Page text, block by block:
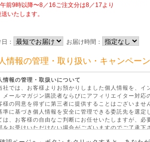
前9時以降〜8／16ご注文分は8／17より
いたします。
： お届け時間：
情報の管理・取り扱い・キャンペー
情報の管理・取扱いについて
では、お客様よりお預かりしました個人情報を、イ
メールマガジン購読者ならびにアフィリエイター対応
様の同意を得ずに第三者に提供することはございま
準に基づき個人情報を安全に管理できる委託先を選
は、お客様の自由なご判断にお任せいたしますが、
をお受けいただけない場合がございますのでご了承下